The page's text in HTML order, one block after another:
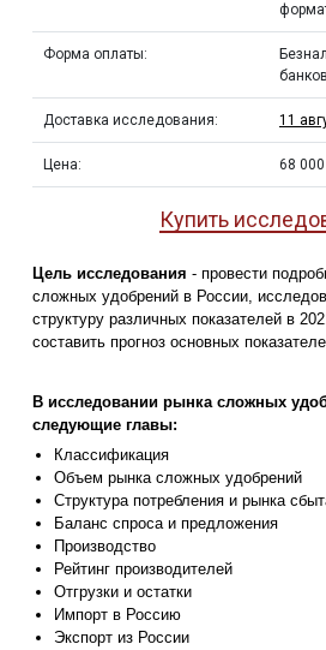
Форма оплаты:
Доставка исследования: 11
Цена: 68 000
Купить
Цель исследования - провести
сложных удобрений в России,
структуру различных показателей в
составить прогноз основных
В исследовании рынка сложных
следующие главы:
Классификация
Объем рынка сложных удобрений
Структура потребления и рынка
Баланс спроса и предложения
Производство
Рейтинг производителей
Отгрузки и остатки
Импорт в Россию
Экспорт из России